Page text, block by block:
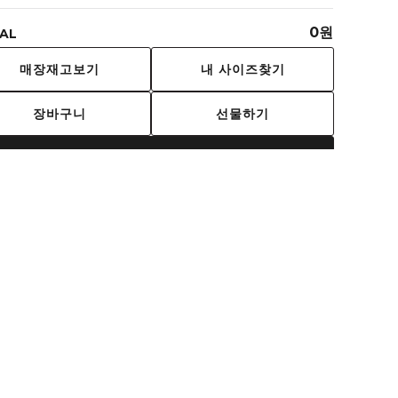
0원
매장재고보기 내 사이즈찾기
장바구니 선물하기